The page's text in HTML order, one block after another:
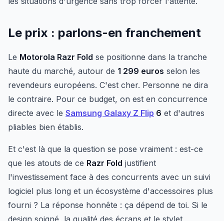
Le prix : parlons-en franchement
Le Motorola Razr Fold se positionne dans la tranche
haute du marché, autour de 1 299 euros selon les
revendeurs européens. C'est cher. Personne ne dira
le contraire. Pour ce budget, on est en concurrence
directe avec le Samsung Galaxy Z Flip 6 et d'autres
pliables bien établis.
Et c'est là que la question se pose vraiment : est-ce
que les atouts de ce Razr Fold justifient
l'investissement face à des concurrents avec un suivi
logiciel plus long et un écosystème d'accessoires plus
fourni ? La réponse honnête : ça dépend de toi. Si le